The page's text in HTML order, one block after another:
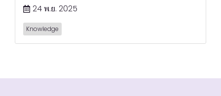
24 พ.ย. 2025
Knowledge